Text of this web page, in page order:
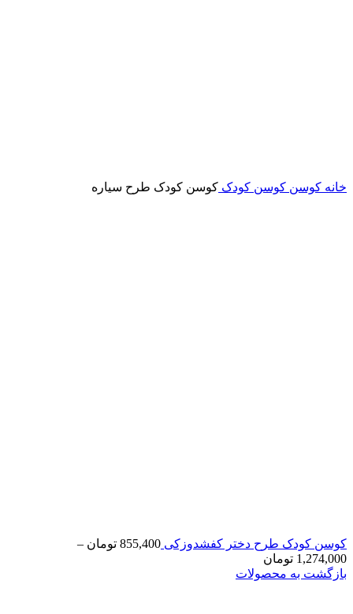
خانه کوسن کوسن کودک کوسن کودک طرح سیاره
کوسن کودک طرح دختر کفشدوزکی 855,400 تومان –
1,274,000 تومان
بازگشت به محصولات